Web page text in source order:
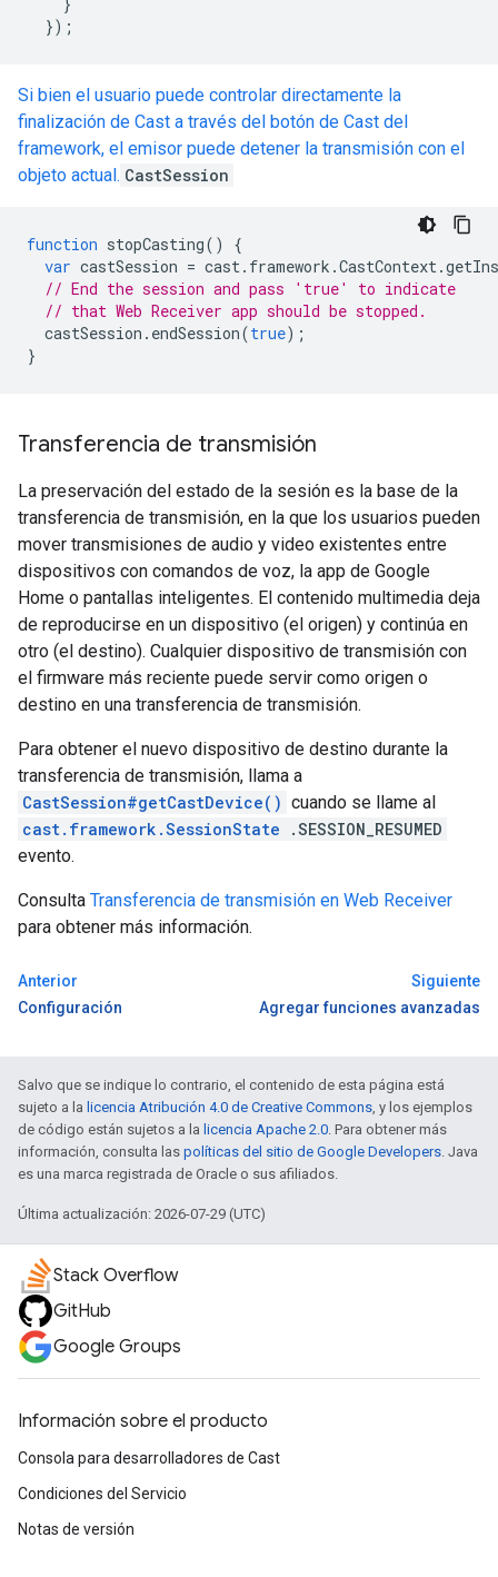
});
Si bien el usuario puede controlar directamente la
finalización de Cast a través del botón de Cast del
framework, el emisor puede detener la transmisión con el
objeto actual. CastSession
function stopCasting()
{
var castSession = cast. framework .CastContext.
// End the session and pass 'true' to indicate
// that Web Receiver app should be stopped.
castSession . endSession(true);
}
Transferencia de transmisión
La preservación del estado de la sesión es la base de la
transferencia de transmisión, en la que los usuarios pueden
mover transmisiones de audio y video existentes entre
dispositivos con comandos de voz, la app de Google
Home o pantallas inteligentes. El contenido multimedia deja
de reproducirse en un dispositivo (el origen) y continúa en
otro (el destino). Cualquier dispositivo de transmisión con
el firmware más reciente puede servir como origen o
destino en una transferencia de transmisión.
Para obtener el nuevo dispositivo de destino durante la
transferencia de transmisión, llama a
CastSession#getCastDevice() cuando se llame al
cast.framework.SessionState
.SESSION_RESUMED
evento.
Consulta Transferencia de transmisión en Web Receiver
para obtener más información.
Anterior
Configuración
Siguiente
Agregar funciones avanzadas
Salvo que se indique lo contrario, el contenido de esta página está
sujeto a la licencia Atribución 4.0 de Creative Commons, y los ejemplos
de código están sujetos a la licencia Apache 2.0. Para obtener más
información, consulta las políticas del sitio de Google Developers. Java
es una marca registrada de Oracle o sus afiliados.
Última actualización: 2026-07-29 (UTC)
Stack Overflow
GitHub
Google Groups
Información sobre el producto
Consola para desarrolladores de Cast
Condiciones del Servicio
Notas de versión